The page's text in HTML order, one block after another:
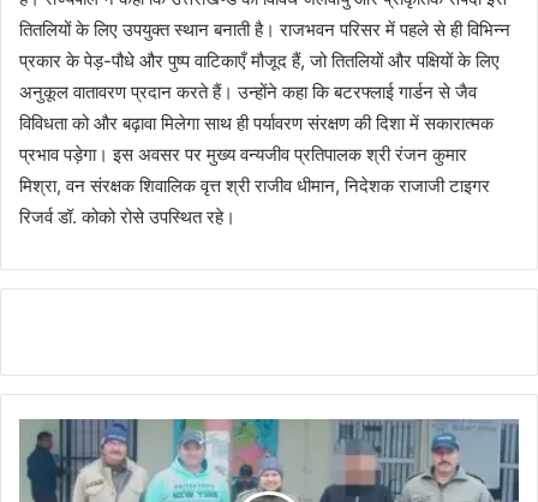
तितलियों के लिए उपयुक्त स्थान बनाती है। राजभवन परिसर में पहले से ही विभिन्न
प्रकार के पेड़-पौधे और पुष्प वाटिकाएँ मौजूद हैं, जो तितलियों और पक्षियों के लिए
अनुकूल वातावरण प्रदान करते हैं। उन्होंने कहा कि बटरफ्लाई गार्डन से जैव
विविधता को और बढ़ावा मिलेगा साथ ही पर्यावरण संरक्षण की दिशा में सकारात्मक
प्रभाव पड़ेगा। इस अवसर पर मुख्य वन्यजीव प्रतिपालक श्री रंजन कुमार
मिश्रा, वन संरक्षक शिवालिक वृत्त श्री राजीव धीमान, निदेशक राजाजी टाइगर
रिजर्व डॉ. कोको रोसे उपस्थित रहे।